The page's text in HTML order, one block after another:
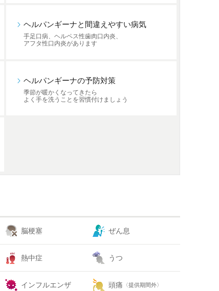
ヘルパンギーナと間違えやすい病気
手足口病、ヘルペス性歯肉口内炎、
アフタ性口内炎があります
ヘルパンギーナの予防対策
季節が暖かくなってきたら
よく手を洗うことを習慣付けましょう
脳梗塞 ぜん息
熱中症 うつ
インフルエンザ 頭痛 〈提供期間外〉